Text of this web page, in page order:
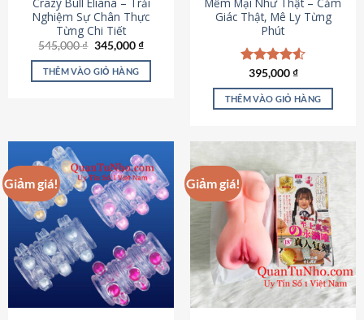
Crazy Bull Eliana – Trải
Nghiệm Sự Chân Thực
Từng Chi Tiết
545,000₫ Giá
là:
545,000 ₫.
345,000₫Giá
tại
THÊM VÀO GIỎ HÀNG
Mềm Mại Như Thật – Cảm
Giác Thật, Mê Ly Từng
Phút
Được xếp
hạng4.53
5 sao
395,000₫
THÊM VÀO GIỎ HÀNG
Giảm giá! Giảm giá!